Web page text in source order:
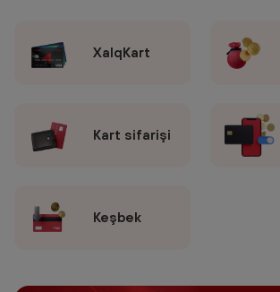
XalqKart
Kart sifarişi
Keşbek